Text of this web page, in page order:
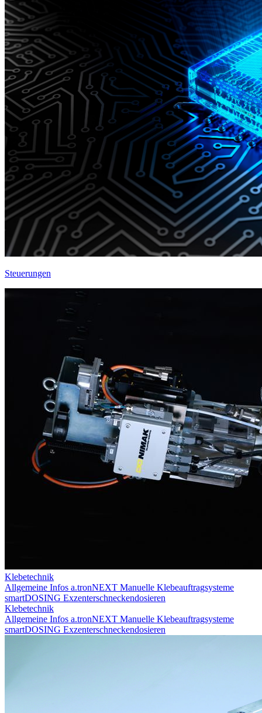
Steuerungen
Klebetechnik
Allgemeine Infos a.tronNEXT Manuelle Klebeauftragsysteme
smartDOSING Exzenterschneckendosieren
Klebetechnik
Allgemeine Infos a.tronNEXT Manuelle Klebeauftragsysteme
smartDOSING Exzenterschneckendosieren